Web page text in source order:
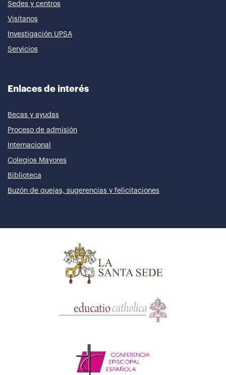
Sedes y centros
Visítanos
Investigación UPSA
Servicios
Enlaces de interés
Becas y ayudas
Proceso de admisión
Internacional
Colegios Mayores
Biblioteca
Buzón de quejas, sugerencias y felicitaciones